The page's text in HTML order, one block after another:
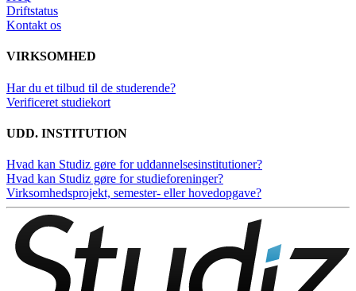
Driftstatus
Kontakt os
VIRKSOMHED
Har du et tilbud til de studerende?
Verificeret studiekort
UDD. INSTITUTION
Hvad kan Studiz gøre for uddannelsesinstitutioner?
Hvad kan Studiz gøre for studieforeninger?
Virksomhedsprojekt, semester- eller hovedopgave?